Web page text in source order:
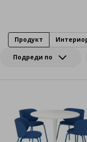
Подреди по
Продукт